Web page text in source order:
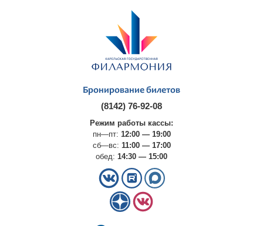
Бронирование билетов
(8142) 76-92-08
Режим работы кассы:
пн—пт: 12:00 — 19:00
сб—вс: 11:00 — 17:00
обед: 14:30 — 15:00